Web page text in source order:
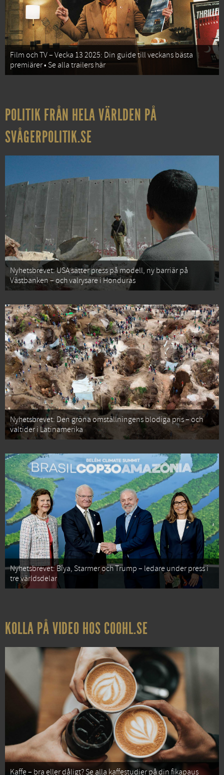
Film och TV – Vecka 13 2025: Din guide till veckans bästa
premiärer • Se alla trailers här
POLITIK FRÅN HELA VÄRLDEN PÅ
SVÅGERPOLITIK.SE
Nyhetsbrevet: USA sätter press på modell, ny barriär på
Västbanken – och valrysare i Honduras
Nyhetsbrevet: Den gröna omställningens blodiga pris – och
valtider i Latinamerika
Nyhetsbrevet: Biya, Starmer och Trump – ledare under press i
tre världsdelar
KOLLA PÅ VIDEO HOS COOHL.SE
Kaffe – bra eller dåligt? Se alla kaffestudier på din fikapaus